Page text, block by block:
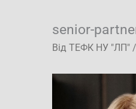
senior-
Від ТЕФК НУ "ЛП" /